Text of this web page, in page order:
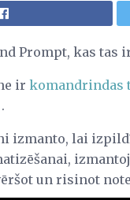
Prompt, kas tas
ir komandrindas
.
izmanto, lai
un risinot